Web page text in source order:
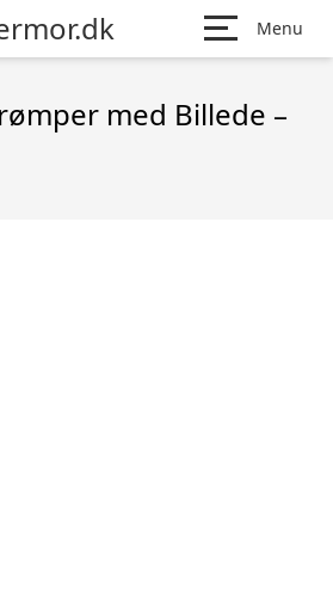
Menu
med Billede –